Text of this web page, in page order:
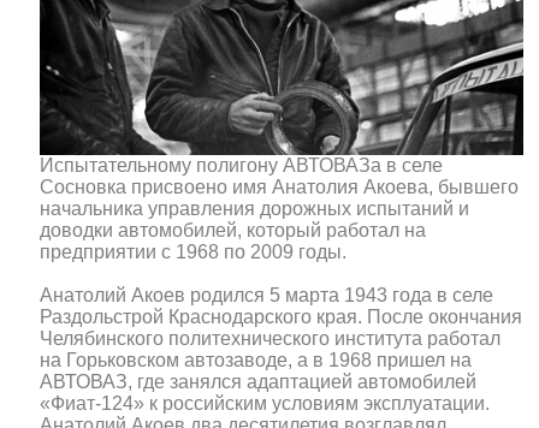
Испытательному полигону АВТОВАЗа в селе
Сосновка присвоено имя Анатолия Акоева, бывшего
начальника управления дорожных испытаний и
доводки автомобилей, который работал на
предприятии с 1968 по 2009 годы.
Анатолий Акоев родился 5 марта 1943 года в селе
Раздольстрой Краснодарского края. После окончания
Челябинского политехнического института работал
на Горьковском автозаводе, а в 1968 пришел на
АВТОВАЗ, где занялся адаптацией автомобилей
«Фиат-124» к российским условиям эксплуатации.